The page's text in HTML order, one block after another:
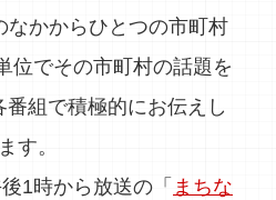
なかからひとつの市町村
位でその市町村の話題を
組で積極的にお伝えし
ます。
1時から放送の「 まちな